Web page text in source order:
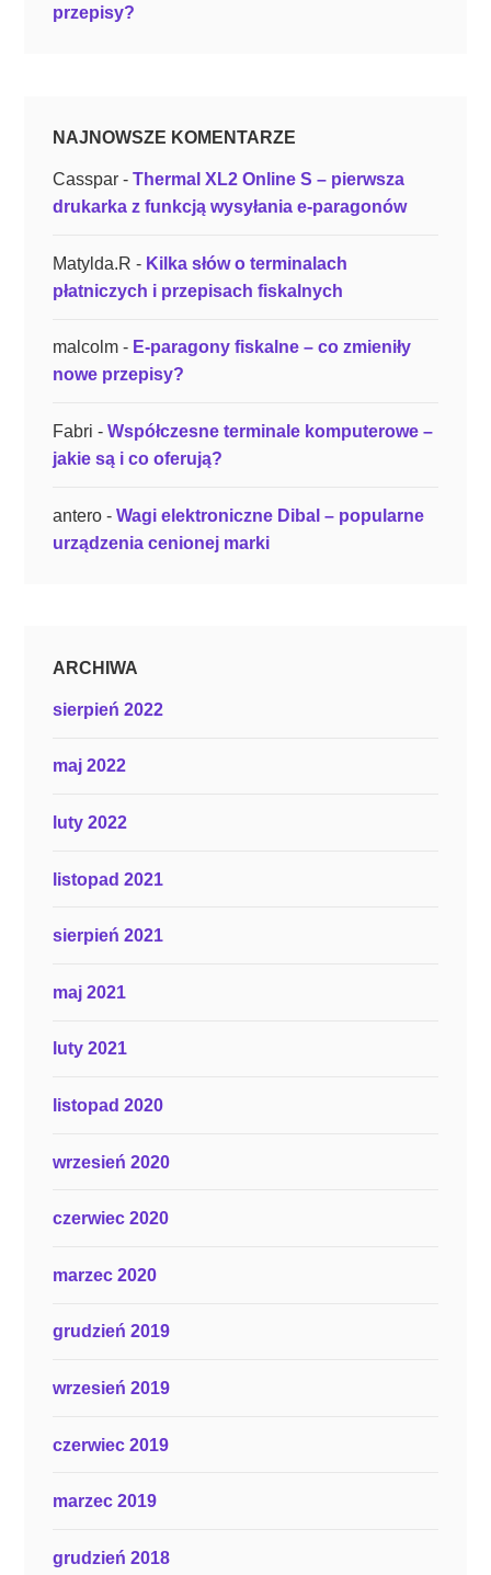
?
przepisy?
NAJNOWSZE KOMENTARZE
Casspar- Thermal XL2 Online S – pierwsza
drukarka z funkcją wysyłania e-paragonów
Matylda.R - Kilka słów o terminalach
płatniczych i przepisach fiskalnych
malcolm- E-paragony fiskalne – co zmieniły
nowe przepisy?
Fabri - Współczesne terminale komputerowe –
jakie są i co oferują?
antero- Wagi elektroniczne Dibal – popularne
urządzenia cenionej marki
ARCHIWA
sierpień 2022
maj 2022
luty 2022
listopad 2021
sierpień 2021
maj 2021
luty 2021
listopad 2020
wrzesień 2020
czerwiec 2020
marzec 2020
grudzień 2019
wrzesień 2019
czerwiec 2019
marzec 2019
grudzień 2018